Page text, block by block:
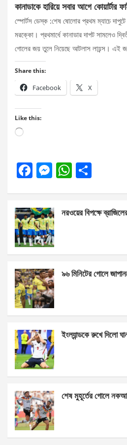
কানাডাকে হারিয়ে সবার আগে কোয়ার্টার
স্পোর্টস ডেস্ক :শেষ ষোলোর প্রথম ম্যাচে
মরক্কো। প্রথমার্ধে কানাডার দাপট সামলেও
গোলের জয় তুলে নিয়েছে আটলাস লায়ন্স। এই
Share this:
Facebook X
Like this:
Loading…
F
b
o
o
k
M
n
g
er
W
s
p
e
নরওয়ের বিপক্ষে
৯৬ মিনিটের গোলে
ইংল্যান্ডকে রুখে দিলো
শেষ মুহূর্তের গোলে